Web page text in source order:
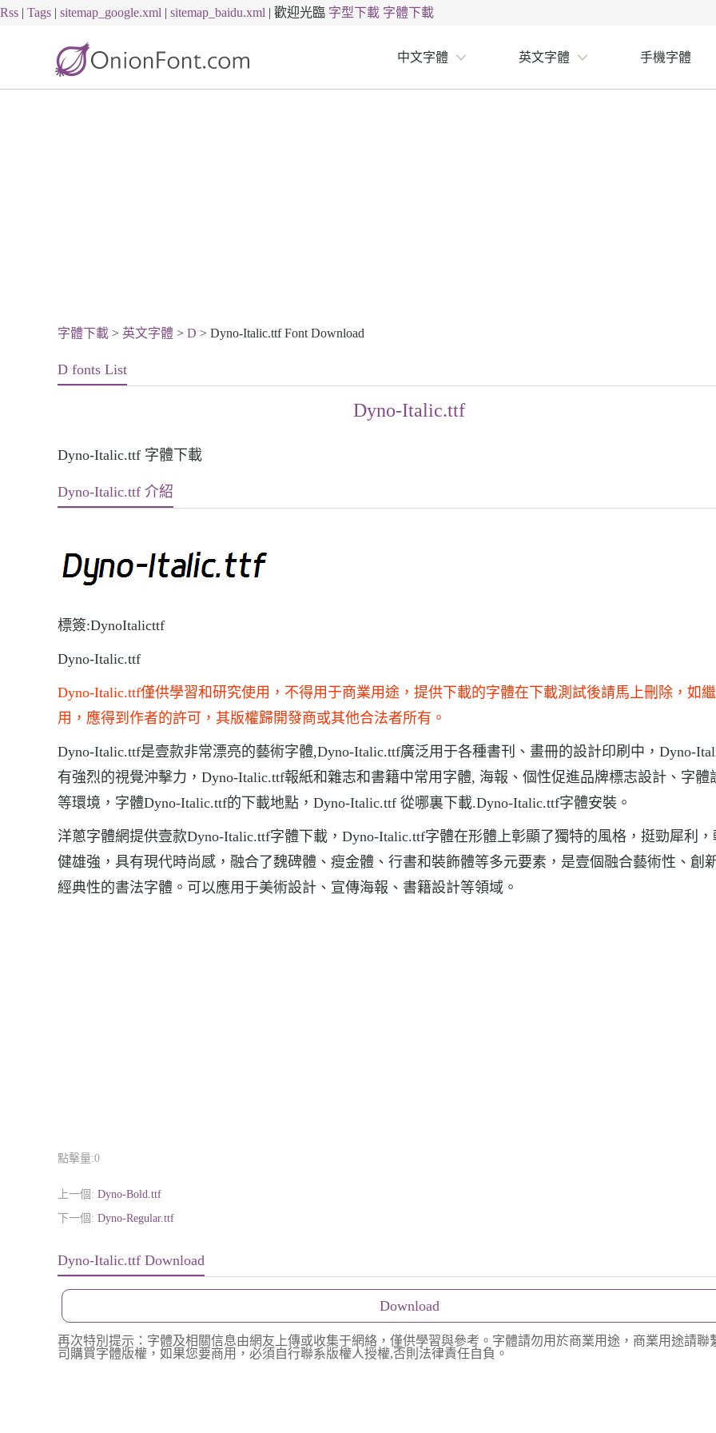
Rss | Tags | sitemap_google.xml | sitemap_baidu.xml | 歡迎光臨 字型下載 字體下載
中文字體 英文字體 手機字體
字體下載 > 英文字體 > D > Dyno-Italic.ttf Font Download
D fonts List
Dyno-Italic.ttf
Dyno-Italic.ttf 字體下載
Dyno-Italic.ttf 介紹
標簽:DynoItalicttf
Dyno-Italic.ttf
Dyno-Italic.ttf僅供學習和研究使用，不得用于商業用途，提供下載的字體在下載測試後請馬上刪除，如
用，應得到作者的許可，其版權歸開發商或其他合法者所有。
Dyno-Italic.ttf是壹款非常漂亮的藝術字體,Dyno-Italic.ttf廣泛用于各種書刊、畫冊的設計印刷中，Dyno-
有強烈的視覺沖擊力，Dyno-Italic.ttf報紙和雜志和書籍中常用字體, 海報、個性促進品牌標志設計、字體
等環境，字體Dyno-Italic.ttf的下載地點，Dyno-Italic.ttf 從哪裏下載.Dyno-Italic.ttf字體安裝。
洋蔥字體網提供壹款Dyno-Italic.ttf字體下載，Dyno-Italic.ttf字體在形體上彰顯了獨特的風格，挺勁犀利
健雄強，具有現代時尚感，融合了魏碑體、瘦金體、行書和裝飾體等多元要素，是壹個融合藝術性、創
經典性的書法字體。可以應用于美術設計、宣傳海報、書籍設計等領域。
點擊量:0
上一個: Dyno-Bold.ttf
下一個: Dyno-Regular.ttf
Dyno-Italic.ttf Download
Download
再次特別提示：字體及相關信息由網友上傳或收集于網絡，僅供學習與參考。字體請勿用於商業用途，商業用途請聯
司購買字體版權，如果您要商用，必須自行聯系版權人授權,否則法律責任自負。